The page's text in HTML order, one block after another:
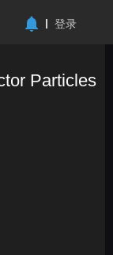
登录
Particles